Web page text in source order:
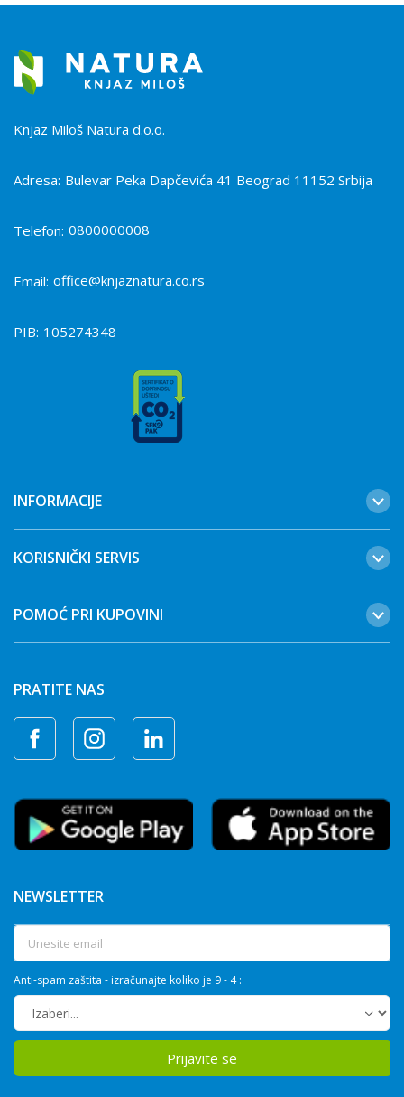
Knjaz Miloš Natura d.o.o.
Adresa: Bulevar Peka Dapčevića 41 Beograd 11152 Srbija
Telefon: 0800000008
Email: office@knjaznatura.co.rs
PIB: 105274348
INFORMACIJE
KORISNIČKI SERVIS
POMOĆ PRI KUPOVINI
PRATITE NAS
NEWSLETTER
Anti-spam zaštita - izračunajte koliko je 9 - 4 :
Prijavite se